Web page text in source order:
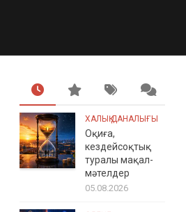
ХАЛЫҚ ДАНАЛЫҒЫ
Оқиға,
кездейсоқтық
туралы мақал-
мәтелдер
05.08.2026